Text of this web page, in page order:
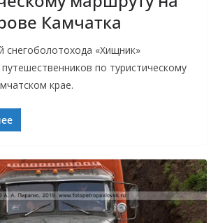
Камчатка
снегоболотохода «Хищник»
по туристическому
крае.